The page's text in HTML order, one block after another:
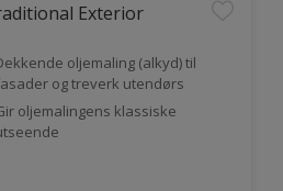
Exterior
oljemaling (alkyd) til
og treverk utendørs
oljemalingens klassiske